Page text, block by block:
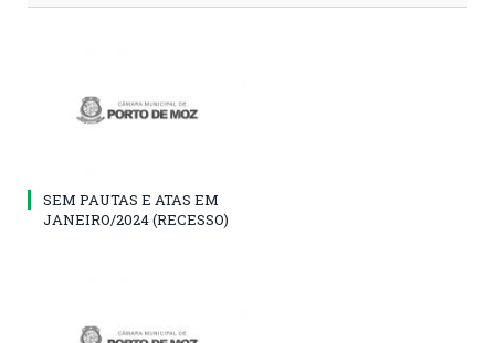
SEM PAUTAS E ATAS EM
JANEIRO/2024 (RECESSO)